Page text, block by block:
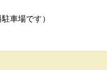
車場です）